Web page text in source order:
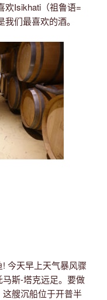
欢Isikhati（祖鲁语=
们最喜欢的酒。
今天早上天气暴风骤
斯-塔克远足。要做
艘沉船位于开普半